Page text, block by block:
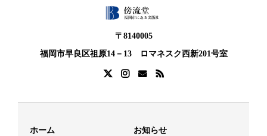
〒8140005
福岡市早良区祖原14－13 ロマネスク西新201号室
ホーム お知らせ